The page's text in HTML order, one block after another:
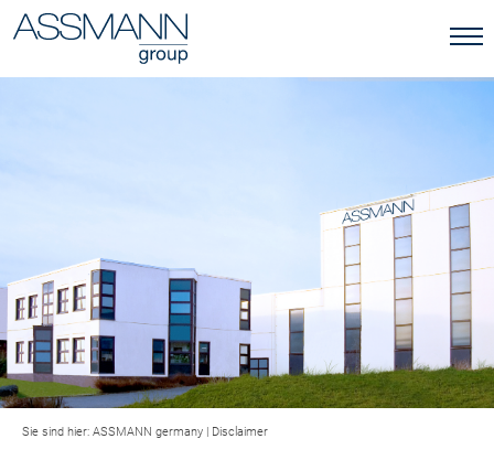
Sie sind hier: ASSMANN germany | Disclaimer